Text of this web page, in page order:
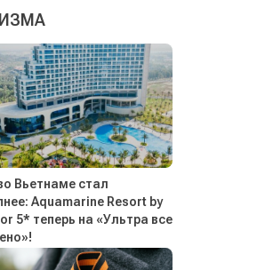
Вьетнаме стал
Aquamarine Resort by
5* теперь на «Ультра все